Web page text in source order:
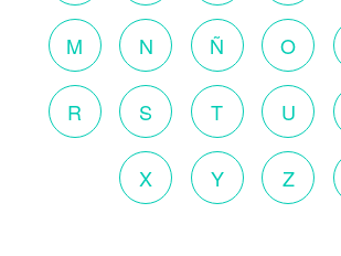
M N Ñ O
R S T U
X Y Z